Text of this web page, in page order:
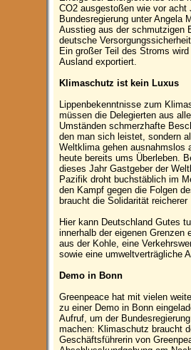
CO2 ausgestoßen wie vor
Bundesregierung unter Angela
Ausstieg aus der schmutzigen
deutsche
Ein großer Teil des Stroms
Ausland exportiert.
Klimaschutz ist kein Luxus
Lippenbekenntnisse zum
müssen die Delegierten aus
Umständen schmerzhafte
den man sich leistet, sondern
Weltklima gehen ausnahmslos
heute bereits ums Überleben.
dieses Jahr Gastgeber der
Pazifik droht buchstäblich im
den Kampf gegen die Folgen
braucht die Solidarität
Hier kann Deutschland Gutes
innerhalb der eigenen Grenzen
aus der Kohle, eine
sowie eine umweltverträgliche
Demo in Bonn
Greenpeace hat mit vielen
zu einer Demo in Bonn
Aufruf, um der
machen: Klimaschutz braucht
Geschäftsführerin von